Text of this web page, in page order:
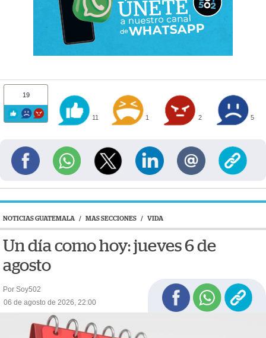
19
11 1 2 5
NOTICIAS GUATEMALA / MAS SECCIONES / VIDA
Un día como hoy: jueves 6 de
agosto
Por Soy502
06 de agosto de 2026, 22:00